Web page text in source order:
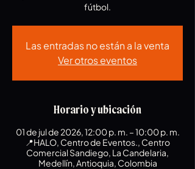
fútbol.
Las entradas no están a la venta
Ver otros eventos
Horario y ubicación
01 de jul de 2026, 12:00 p. m. – 10:00 p. m.
📍HALO, Centro de Eventos., Centro
Comercial Sandiego, La Candelaria,
Medellín, Antioquia, Colombia